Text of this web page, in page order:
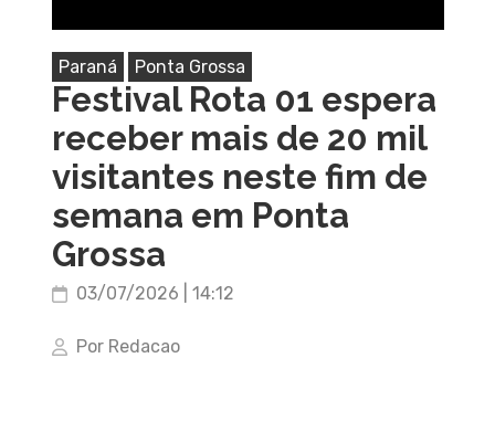
Paraná Ponta Grossa
Festival Rota 01 espera
receber mais de 20 mil
visitantes neste fim de
semana em Ponta
Grossa
03/07/2026 | 14:12
Por Redacao